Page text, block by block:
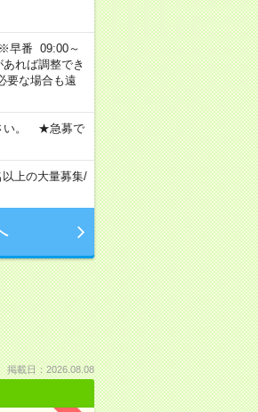
早番 09:00～
れば調整でき
要な場合も遠
い。 ★急募で
以上の大量募集/
掲載日：2026.08.08